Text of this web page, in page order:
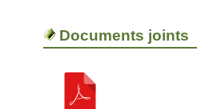
Documents joints